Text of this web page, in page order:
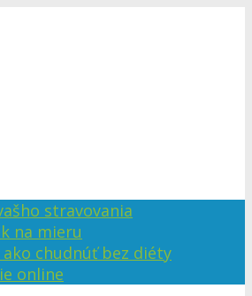
stravovania
na mieru
chudnúť bez diéty
online